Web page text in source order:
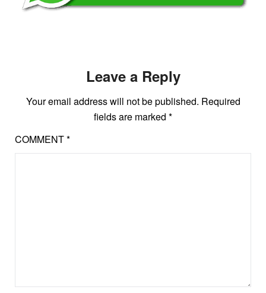
Leave a Reply
Your email address will not be published. Required
fields are marked *
COMMENT*